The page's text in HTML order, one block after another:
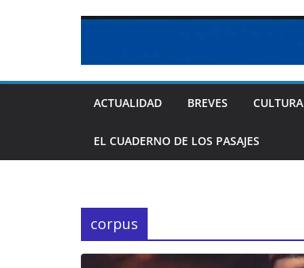
ACTUALIDAD BREVES CULTURA
EL CUADERNO DE LOS PASAJES
corpus